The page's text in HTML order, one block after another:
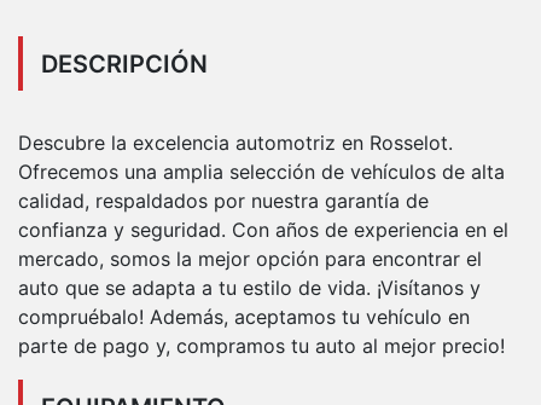
DESCRIPCIÓN
Descubre la excelencia automotriz en Rosselot.
Ofrecemos una amplia selección de vehículos de alta
calidad, respaldados por nuestra garantía de
confianza y seguridad. Con años de experiencia en el
mercado, somos la mejor opción para encontrar el
auto que se adapta a tu estilo de vida. ¡Visítanos y
compruébalo! Además, aceptamos tu vehículo en
parte de pago y, compramos tu auto al mejor precio!